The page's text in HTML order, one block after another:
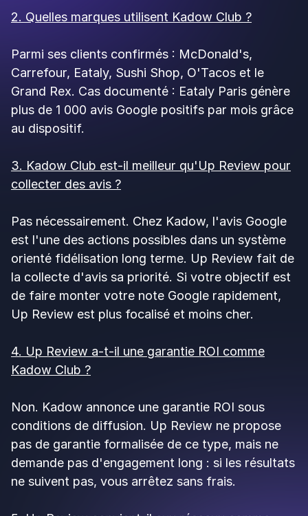
Tous domaines 12 min de lecture
Actions de fidélisation : 10 leviers
concrets pour faire revenir vos clients
26 June 2026
Up Review : la meilleure alternative à
Malou en 2026
Up Review
12 June 2026